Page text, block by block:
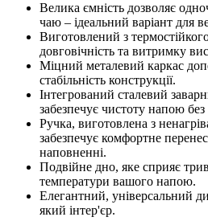
Велика ємність дозволяє
чаю – ідеальний варіант для
Виготовлений з
довговічність та витримку
Міцний металевий каркас
стабільність конструкції.
Інтегрований сталевий
забезпечує чистоту напою
Ручка, виготовлена з
забезпечує комфортне
наповненні.
Подвійне дно, яке сприяє
температури вашого напою.
Елегантний, універсальний
який інтер'єр.